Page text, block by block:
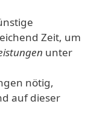
Zeit, um
unter
nötig,
auf dieser